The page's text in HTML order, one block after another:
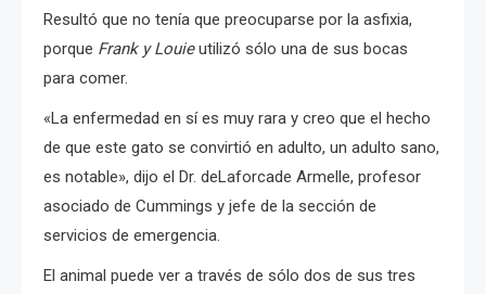
Resultó que no tenía que preocuparse por la asfixia,
porque Frank y Louieutilizó sólo una de sus bocas
para comer.
«La enfermedad en sí es muy rara y creo que el hecho
de que este gato se convirtió en adulto, un adulto sano,
es notable», dijo el Dr. deLaforcade Armelle, profesor
asociado de Cummings y jefe de la sección de
servicios de emergencia.
El animal puede ver a través de sólo dos de sus tres